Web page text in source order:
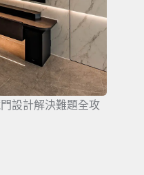
設計解決難題全攻